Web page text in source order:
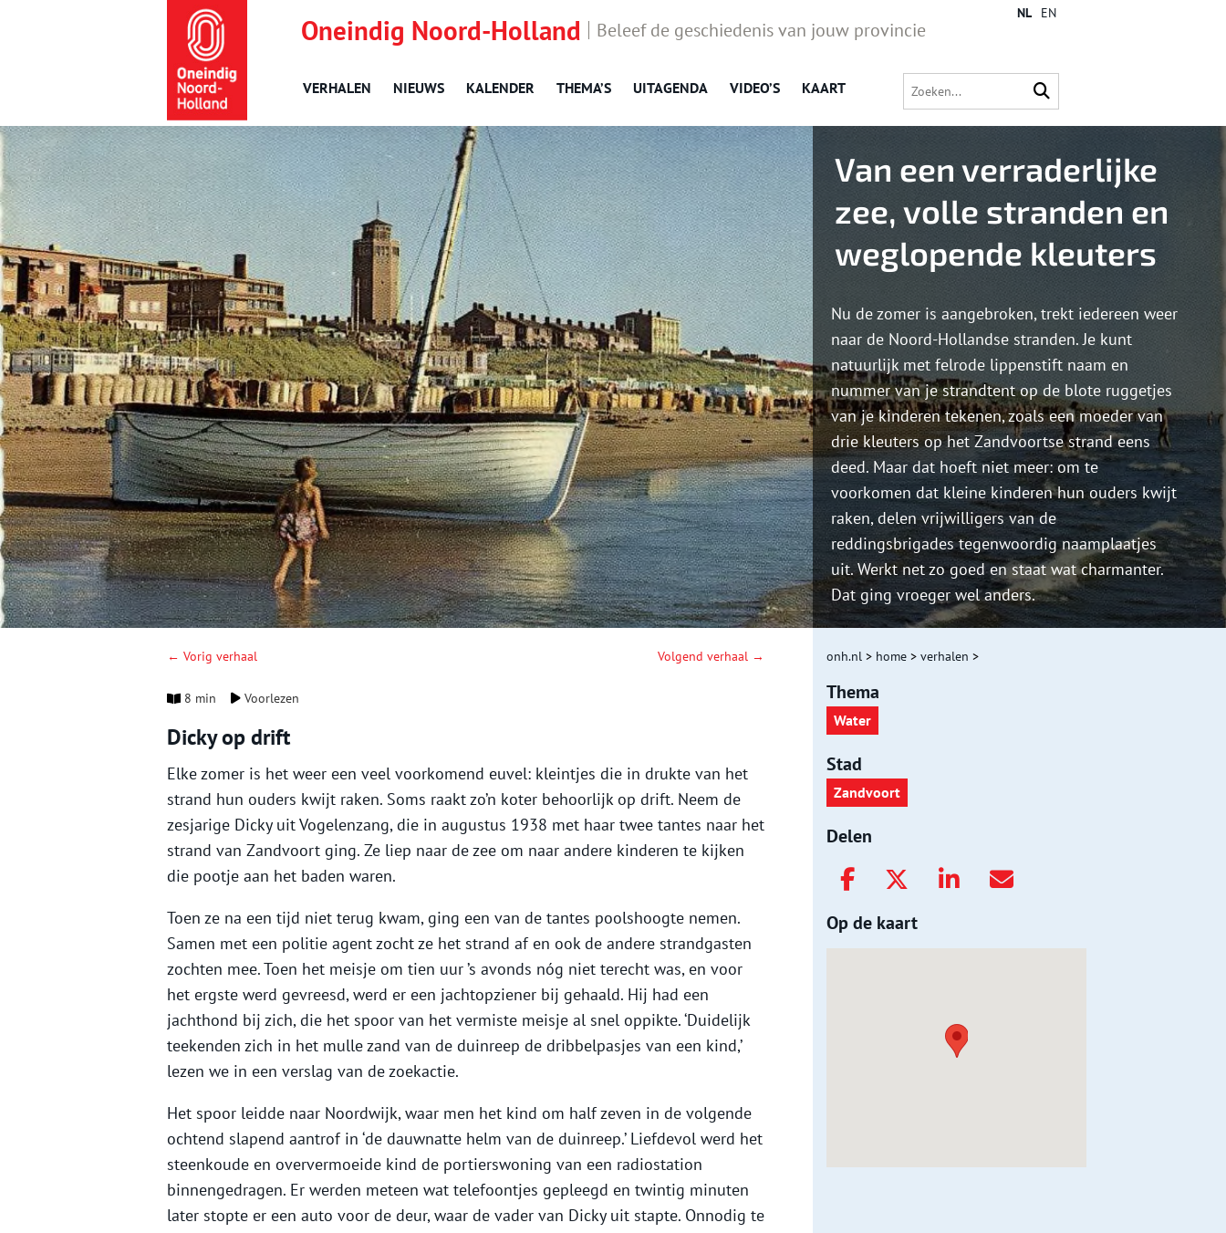
Oneindig Noord-Holland Beleef de geschiedenis van jouw provincie
VERHALEN NIEUWS KALENDER THEMA’S UITAGENDA VIDEO’S KAART
NL EN
Van een verraderlijke
zee, volle stranden en
weglopende kleuters
Nu de zomer is aangebroken, trekt iedereen weer
naar de Noord-Hollandse stranden. Je kunt
natuurlijk met felrode lippenstift naam en
nummer van je strandtent op de blote ruggetjes
van je kinderen tekenen, zoals een moeder van
drie kleuters op het Zandvoortse strand eens
deed. Maar dat hoeft niet meer: om te
voorkomen dat kleine kinderen hun ouders kwijt
raken, delen vrijwilligers van de
reddingsbrigades tegenwoordig naamplaatjes
uit. Werkt net zo goed en staat wat charmanter.
Dat ging vroeger wel anders.
← Vorig verhaal Volgend verhaal →
8 min Voorlezen
Dicky op drift
Elke zomer is het weer een veel voorkomend euvel: kleintjes die in drukte van het
strand hun ouders kwijt raken. Soms raakt zo’n koter behoorlijk op drift. Neem de
zesjarige Dicky uit Vogelenzang, die in augustus 1938 met haar twee tantes naar het
strand van Zandvoort ging. Ze liep naar de zee om naar andere kinderen te kijken
die pootje aan het baden waren.
Toen ze na een tijd niet terug kwam, ging een van de tantes poolshoogte nemen.
Samen met een politie agent zocht ze het strand af en ook de andere strandgasten
zochten mee. Toen het meisje om tien uur ’s avonds nóg niet terecht was, en voor
het ergste werd gevreesd, werd er een jachtopziener bij gehaald. Hij had een
jachthond bij zich, die het spoor van het vermiste meisje al snel oppikte. ‘Duidelijk
teekenden zich in het mulle zand van de duinreep de dribbelpasjes van een kind,’
lezen we in een verslag van de zoekactie.
Het spoor leidde naar Noordwijk, waar men het kind om half zeven in de volgende
ochtend slapend aantrof in ‘de dauwnatte helm van de duinreep.’ Liefdevol werd het
steenkoude en oververmoeide kind de portierswoning van een radiostation
binnengedragen. Er werden meteen wat telefoontjes gepleegd en twintig minuten
later stopte er een auto voor de deur, waar de vader van Dicky uit stapte. Onnodig te
onh.nl > home > verhalen >
Thema
Water
Stad
Zandvoort
Delen
Op de kaart